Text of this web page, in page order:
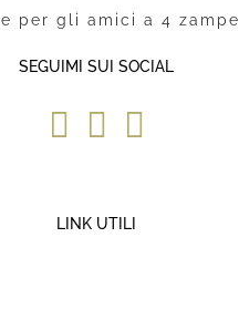
per gli amici a 4 zampe
SEGUIMI SUI SOCIAL
LINK UTILI